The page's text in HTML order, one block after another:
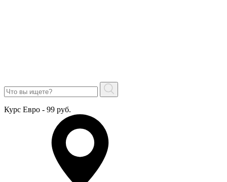
Курс Евро - 99 руб.